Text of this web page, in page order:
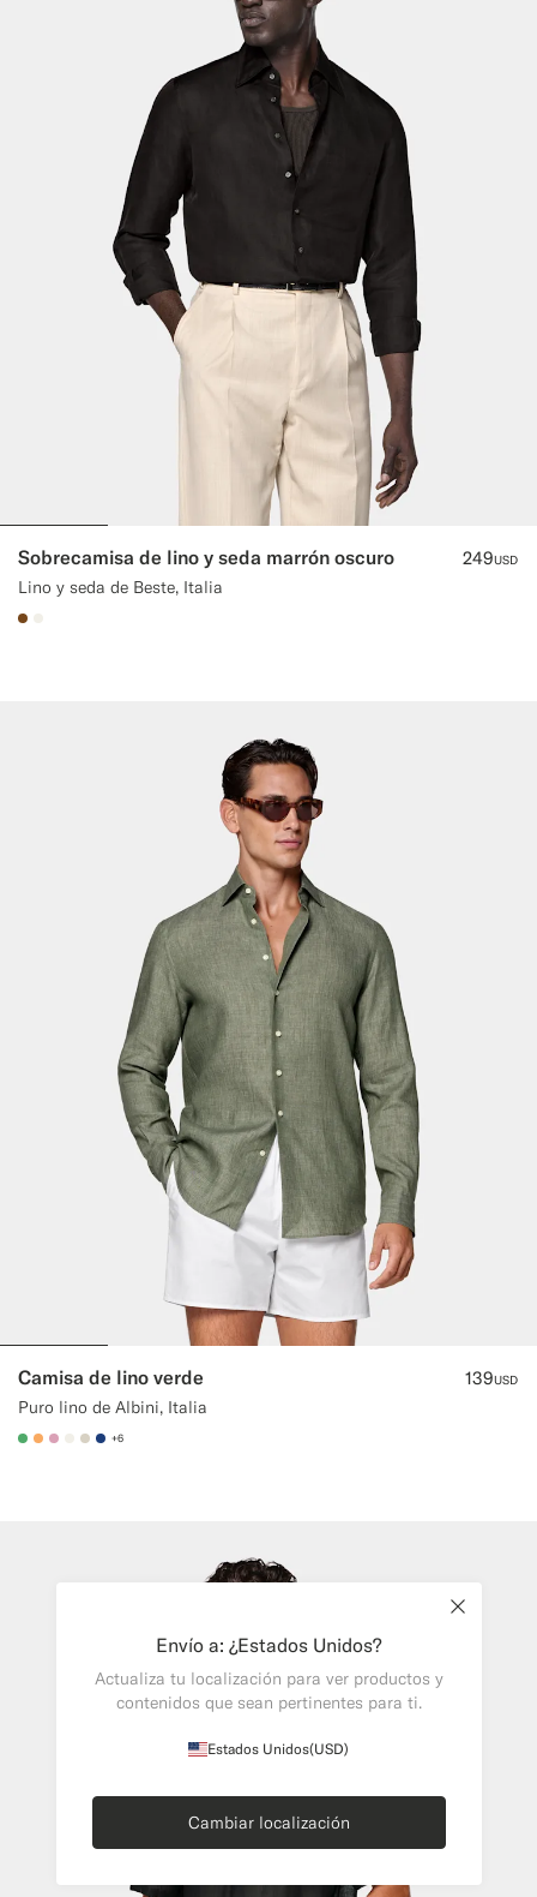
Sobrecamisa de lino y seda marrón oscuro
Lino y seda de Beste, Italia
249USD
#76471B
Camisa de lino verde
Puro lino de Albini, Italia
139USD
#50AA6A
#F9AA62
#DAA1B6
#F1EFE8
#D7D1C3
#1C3D7A
+6
Envío a: ¿Estados Unidos?
Actualiza tu localización para ver productos y
contenidos que sean pertinentes para ti.
Estados Unidos(USD)
Cambiar localización